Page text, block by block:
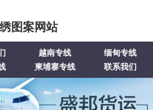
图案网站
越南专线
缅甸专线
柬埔寨专线 联系我们